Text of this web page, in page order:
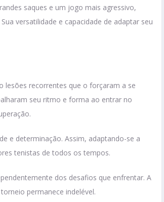
saques e um jogo mais agressivo,
versatilidade e capacidade de adaptar seu
lesões recorrentes que o forçaram a se
seu ritmo e forma ao entrar no
e determinação. Assim, adaptando-se a
tenistas de todos os tempos.
dos desafios que enfrentar. A
permanece indelével.